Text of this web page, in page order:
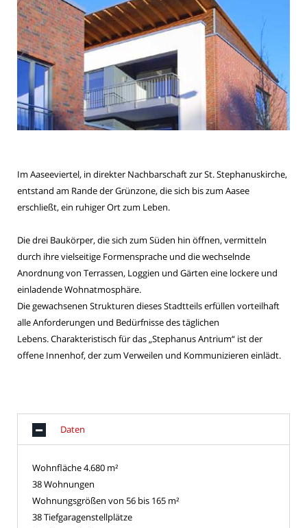
Im Aaseeviertel, in direkter Nachbarschaft zur St. Stephanuskirche,
entstand am Rande der Grünzone, die sich bis zum Aasee
erschließt, ein ruhiger Ort zum Leben.
Die drei Baukörper, die sich zum Süden hin öffnen, vermitteln
durch ihre vielseitige Formensprache und die wechselnde
Anordnung von Terrassen, Loggien und Gärten eine lockere und
einladende Wohnatmosphäre.
Die gewachsenen Strukturen dieses Stadtteils erfüllen vorteilhaft
alle Anforderungen und Bedürfnisse des täglichen
Lebens. Charakteristisch für das „Stephanus Antrium“ ist der
offene Innenhof, der zum Verweilen und Kommunizieren einlädt.
Daten
Wohnfläche 4.680 m²
38 Wohnungen
Wohnungsgrößen von 56 bis 165 m²
38 Tiefgaragenstellplätze